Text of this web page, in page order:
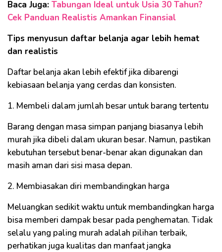
Baca Juga: Tabungan Ideal untuk Usia 30 Tahun?
Cek Panduan Realistis Amankan Finansial
Tips menyusun daftar belanja agar lebih hemat
dan realistis
Daftar belanja akan lebih efektif jika dibarengi
kebiasaan belanja yang cerdas dan konsisten.
1. Membeli dalam jumlah besar untuk barang tertentu
Barang dengan masa simpan panjang biasanya lebih
murah jika dibeli dalam ukuran besar. Namun, pastikan
kebutuhan tersebut benar-benar akan digunakan dan
masih aman dari sisi masa depan.
2. Membiasakan diri membandingkan harga
Meluangkan sedikit waktu untuk membandingkan harga
bisa memberi dampak besar pada penghematan. Tidak
selalu yang paling murah adalah pilihan terbaik,
perhatikan juga kualitas dan manfaat jangka